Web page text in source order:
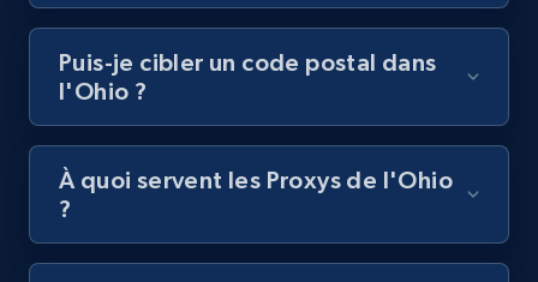
Puis-je cibler un code postal dans
l'Ohio ?
À quoi servent les Proxys de l'Ohio
?